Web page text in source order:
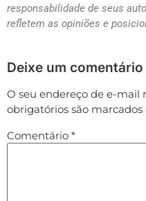
responsabilidade de seus
refletem as opiniões e
Deixe um comentário
O seu endereço de e-mail
obrigatórios são marcados
Comentário *